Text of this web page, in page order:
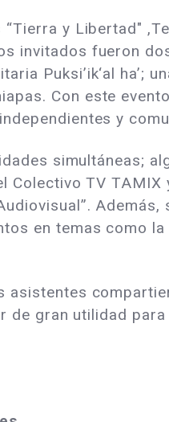
y Libertad"
invitados fueron
Puksi’ik‘al ha’;
Con este
y
simultáneas;
TV TAMIX
en temas como
asistentes
gran utilidad